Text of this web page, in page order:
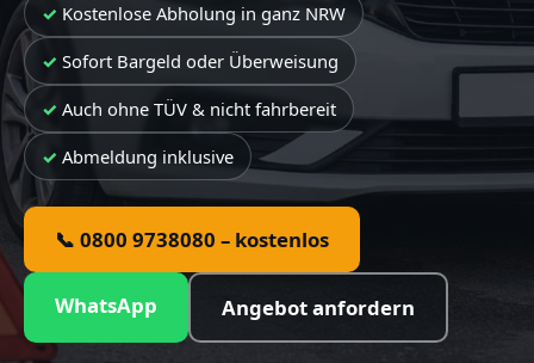
Kostenlose Abholung in ganz NRW
Sofort Bargeld oder Überweisung
Auch ohne TÜV & nicht fahrbereit
Abmeldung inklusive
📞 0800 9738080 – kostenlos
WhatsApp Angebot anfordern